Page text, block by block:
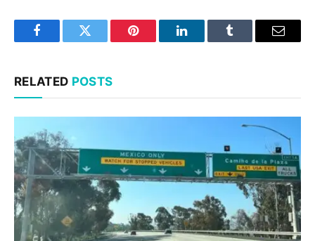
FacebookTwitter Pinterest LinkedInTumblr Email
RELATED POSTS